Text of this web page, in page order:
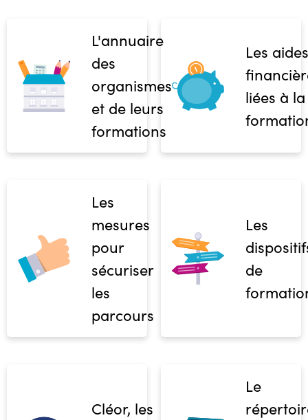
L'annuaire
des
organismes
et de leurs
formations
Les aides
liées à la
Les
mesures
pour
sécuriser
les
parcours
Les
de
Cléor, les
Le